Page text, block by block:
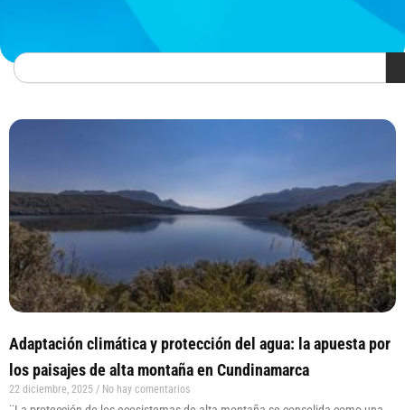
Search
Adaptación climática y protección del agua: la apuesta por
los paisajes de alta montaña en Cundinamarca
22 diciembre, 2025 No hay comentarios